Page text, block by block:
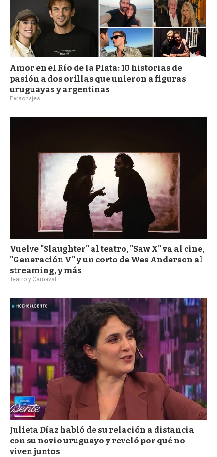
Amor en el Río de la Plata: 10 historias de
pasión a dos orillas que unieron a figuras
uruguayas y argentinas
Personajes
Vuelve "Slaughter" al teatro, "Saw X" va al cine,
"Generación V" y un corto de Wes Anderson al
streaming, y más
Teatro y Carnaval
Julieta Díaz habló de su relación a distancia
con su novio uruguayo y reveló por qué no
viven juntos